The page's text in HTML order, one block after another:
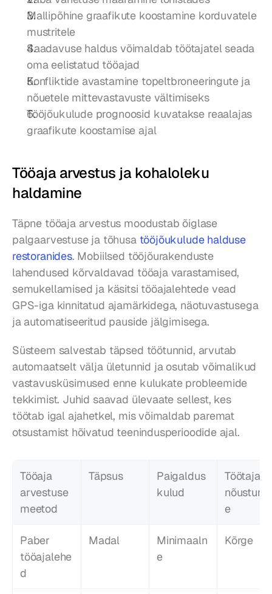
Mallipõhine graafikute koostamine korduvatele
mustritele
Saadavuse haldus võimaldab töötajatel seada
oma eelistatud tööajad
Konfliktide avastamine topeltbroneeringute ja
nõuetele mittevastavuste vältimiseks
Tööjõukulude prognoosid kuvatakse reaalajas
graafikute koostamise ajal
Tööaja arvestus ja kohaloleku
haldamine
Täpne tööaja arvestus moodustab õiglase
palgaarvestuse ja tõhusa tööjõukulude halduse
restoranides. Mobiilsed tööjõurakenduste
lahendused kõrvaldavad tööaja varastamised,
semukellamised ja käsitsi tööajalehtede vead
GPS-iga kinnitatud ajamärkidega, näotuvastusega
ja automatiseeritud pauside jälgimisega.
Süsteem salvestab täpsed töötunnid, arvutab
automaatselt välja ületunnid ja osutab võimalikud
vastavusküsimused enne kulukate probleemide
tekkimist. Juhid saavad ülevaate sellest, kes
töötab igal ajahetkel, mis võimaldab paremat
otsustamist hõivatud teenindusperioodide ajal.
Tööaja
arvestuse
meetod
Täpsus
Paigaldus
kulud
Töötajate
e
Paber
tööajalehe
d
Madal
Minimaaln
e
Kõrge